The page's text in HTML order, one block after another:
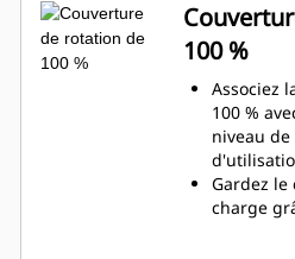
100 %
Associez
100 %
niveau
Gardez
charge